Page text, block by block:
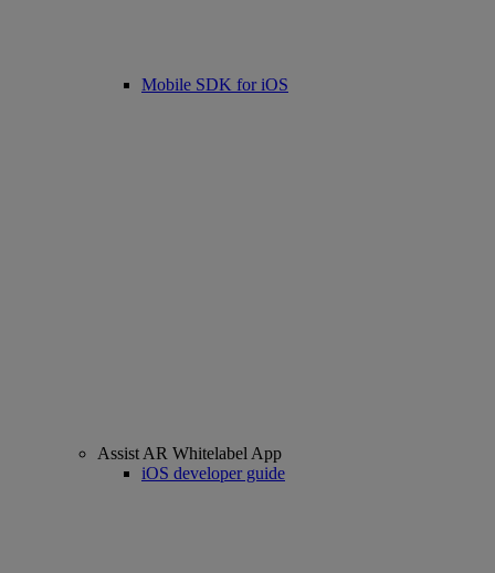
Mobile SDK for iOS
Assist AR Whitelabel App
iOS developer guide